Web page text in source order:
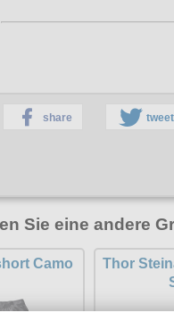
share tweet
Sie eine andere
Camo
Thor